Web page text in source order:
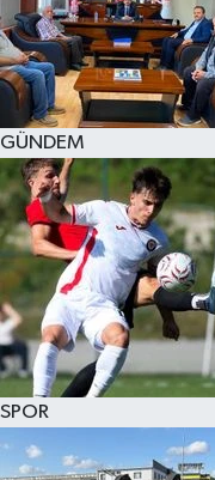
GÜNDEM
SPOR
KÜLTÜR SANAT
MAGAZİN
SAĞLIK
SİYASET
SPOR
TEKNOLOJİ
YAŞAM